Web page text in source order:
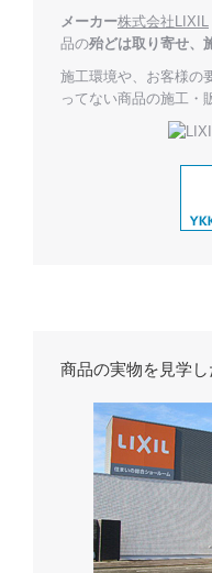
メーカー株式会社LIXIL
品の殆どは取り寄せ、
施工環境や、お客様の
ってない商品の施工・
商品の実物を見学し